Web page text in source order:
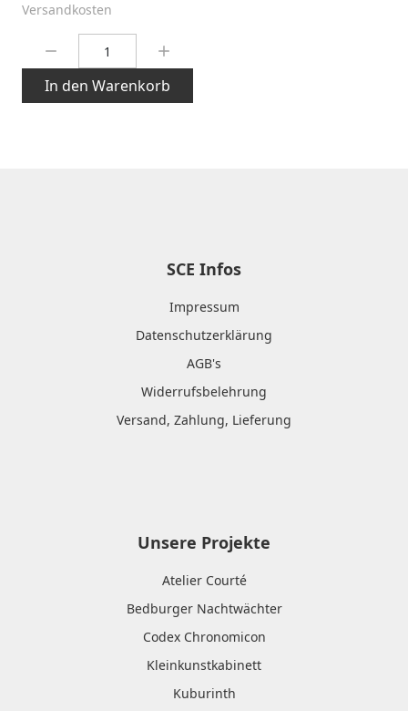
Versandkosten
In den Warenkorb
SCE Infos
Impressum
Datenschutzerklärung
AGB's
Widerrufsbelehrung
Versand, Zahlung, Lieferung
Unsere Projekte
Atelier Courté
Bedburger Nachtwächter
Codex Chronomicon
Kleinkunstkabinett
Kuburinth